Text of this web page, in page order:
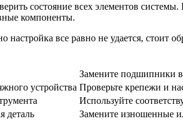
состояние всех элементов
компоненты.
настройка все равно не удается, стоит
Замените подшипники
устройства Проверьте крепежи и
Используйте
деталь
Замените изношенные